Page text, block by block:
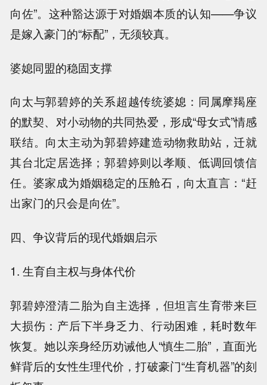
向佐”。这种豁达源于对婚姻本质的认知——争议
是嫁入豪门的“标配”，无须较真。
婆媳同盟的稳固支撑
向太与郭碧婷的关系超越传统婆媳：同属摩羯座
的默契、对小动物的共同热爱，形成“母女式”情感
联结。向太主动为郭碧婷建造动物救助站，迁就
其台北定居选择；郭碧婷则以孝顺、低调回馈信
任。婆家成为婚姻稳定的压舱石，向太直言：“赶
出家门的只会是向佐”。
四、争议背后的现代婚姻启示
1. 生育自主权与身体代价
郭碧婷澄清二胎为自主选择，但坦言生育带来巨
大损伤：产后下半身乏力、行动困难，耗时数年
恢复。她以亲身经历劝诫他人“慎生二胎”，直面光
鲜背后的女性生理代价，打破豪门“生育机器”的刻